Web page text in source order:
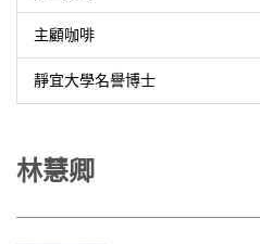
主顧咖啡
靜宜大學名譽博士
林慧卿